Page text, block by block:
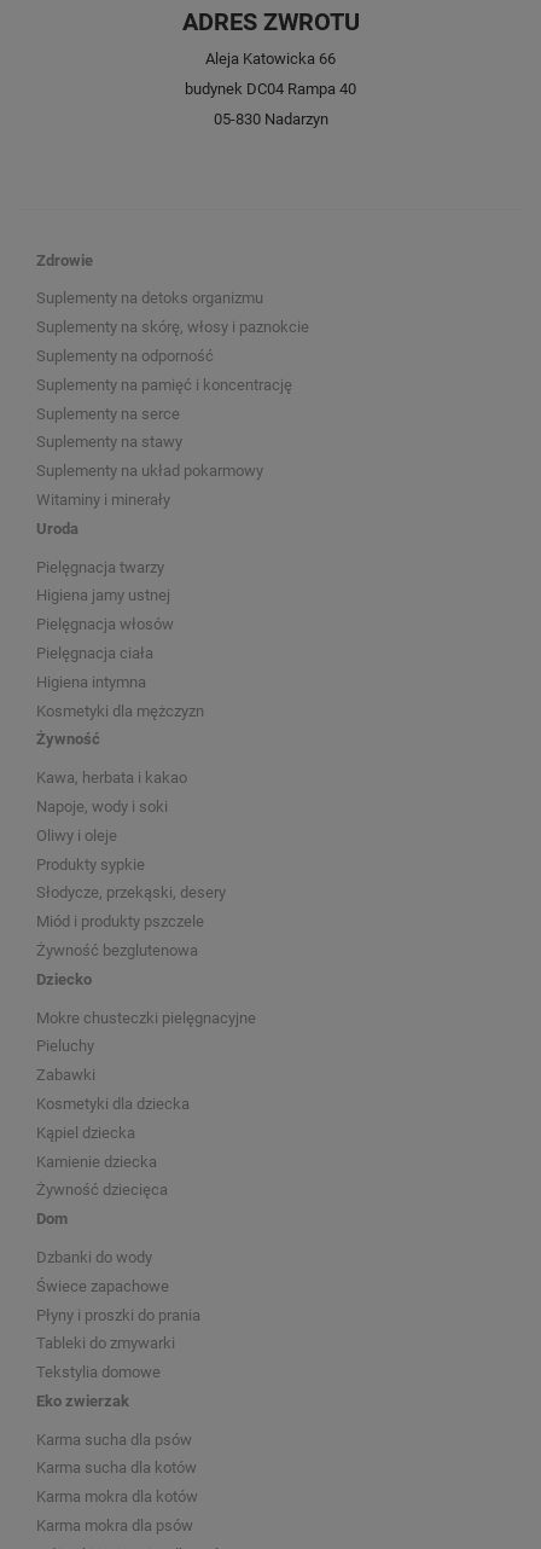
ADRES ZWROTU
Aleja Katowicka 66
budynek DC04 Rampa 40
05-830 Nadarzyn
Zdrowie
Suplementy na detoks organizmu
Suplementy na skórę, włosy i paznokcie
Suplementy na odporność
Suplementy na pamięć i koncentrację
Suplementy na serce
Suplementy na stawy
Suplementy na układ pokarmowy
Witaminy i minerały
Uroda
Pielęgnacja twarzy
Higiena jamy ustnej
Pielęgnacja włosów
Pielęgnacja ciała
Higiena intymna
Kosmetyki dla mężczyzn
Żywność
Kawa, herbata i kakao
Napoje, wody i soki
Oliwy i oleje
Produkty sypkie
Słodycze, przekąski, desery
Miód i produkty pszczele
Żywność bezglutenowa
Dziecko
Mokre chusteczki pielęgnacyjne
Pieluchy
Zabawki
Kosmetyki dla dziecka
Kąpiel dziecka
Kamienie dziecka
Żywność dziecięca
Dom
Dzbanki do wody
Świece zapachowe
Płyny i proszki do prania
Tableki do zmywarki
Tekstylia domowe
Eko zwierzak
Karma sucha dla psów
Karma sucha dla kotów
Karma mokra dla kotów
Karma mokra dla psów